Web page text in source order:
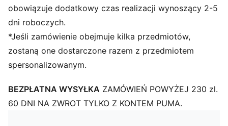
zwiększają przyczepność i kontrolę nad piłką,
zapewniając lepsze wyczucie
Wzmocnienie PWRTAPE w śródstopiu zapewniające
ścisłe dopasowanie, stabilność i większą wydajność
Bardzo rozciągliwa cholewka z przędzy z 4-
kierunkowym stretchem i elastyczny kołnierz z
wsparcie
Lekka podeszwa zewnętrzna z TPU z wkręcanymi
obowiązuje dodatkowy czas realizacji wynoszący 2-5
dni roboczych.
*Jeśli zamówienie obejmuje kilka przedmiotów,
zostaną one dostarczone razem z przedmiotem
spersonalizowanym.
BEZPŁATNA WYSYŁKA ZAMÓWIEŃ POWYŻEJ 230 zl.
60 DNI NA ZWROT TYLKO Z KONTEM PUMA.